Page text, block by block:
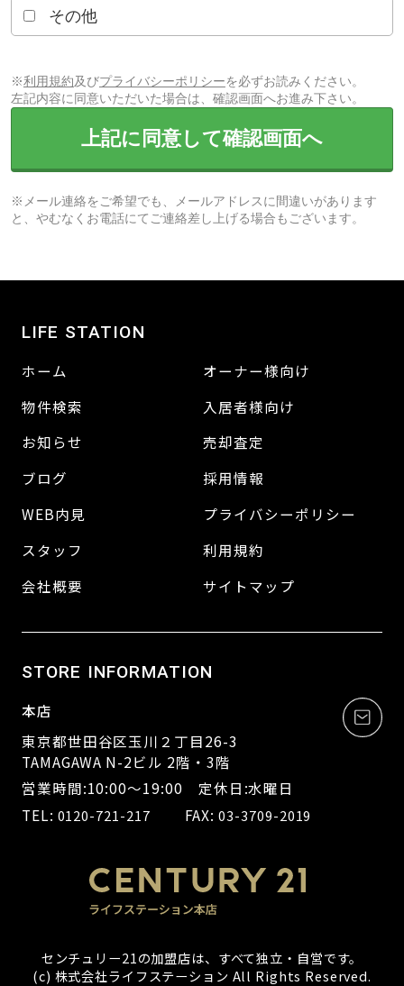
その他
※利用規約及びプライバシーポリシーを必ずお読みください。
左記内容に同意いただいた場合は、確認画面へお進み下さい。
上記に同意して確認画面へ
※メール連絡をご希望でも、メールアドレスに間違いがあります
と、やむなくお電話にてご連絡差し上げる場合もございます。
LIFE STATION
ホーム
物件検索
お知らせ
ブログ
WEB内見
スタッフ
会社概要
オーナー様向け
入居者様向け
売却査定
採用情報
プライバシーポリシー
利用規約
サイトマップ
STORE INFORMATION
本店
東京都世田谷区玉川２丁目26-3
TAMAGAWA N-2ビル 2階・3階
営業時間:10:00～19:00 定休日:水曜日
TEL: 0120-721-217 FAX:03-3709-2019
センチュリー21の加盟店は、すべて独立・自営です。
(c) 株式会社ライフステーション All Rights Reserved.